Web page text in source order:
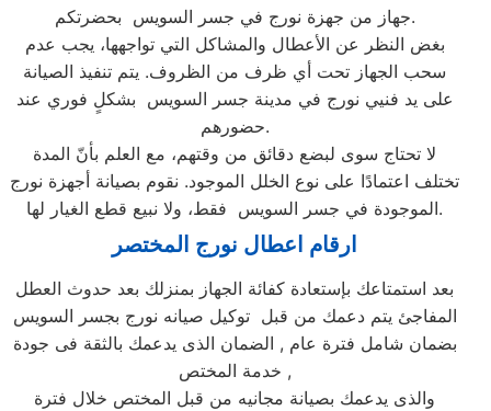
جهاز من جهزة نورج في جسر السويس بحضرتكم.
بغض النظر عن الأعطال والمشاكل التي تواجهها، يجب عدم
سحب الجهاز تحت أي ظرف من الظروف. يتم تنفيذ الصيانة
على يد فنيي نورج في مدينة جسر السويس بشكلٍ فوري عند
حضورهم.
لا تحتاج سوى لبضع دقائق من وقتهم، مع العلم بأنّ المدة
تختلف اعتمادًا على نوع الخلل الموجود. نقوم بصيانة أجهزة نورج
الموجودة في جسر السويس فقط، ولا نبيع قطع الغيار لها.
ارقام اعطال نورج المختصر
بعد استمتاعك بإستعادة كفائة الجهاز بمنزلك بعد حدوث العطل
المفاجئ يتم دعمك من قبل توكيل صيانه نورج بجسر السويس
بضمان شامل فترة عام , الضمان الذى يدعمك بالثقة فى جودة
خدمة المختص ,
والذى يدعمك بصيانة مجانيه من قبل المختص خلال فترة